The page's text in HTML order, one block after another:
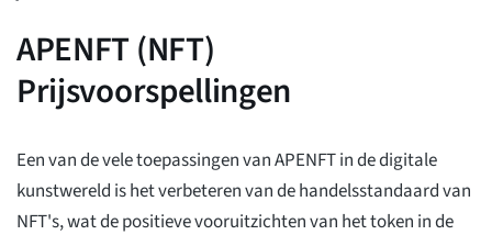
APENFT (NFT)
Prijsvoorspellingen
Een van de vele toepassingen van APENFT in de digitale
kunstwereld is het verbeteren van de handelsstandaard van
NFT's, wat de positieve vooruitzichten van het token in de